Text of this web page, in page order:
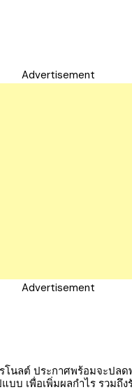
Advertisement
Advertisement
รโนลต์ ประกาศพร้อมจะปล
บ เพื่อเพิ่มผลกำไร รวมถึ